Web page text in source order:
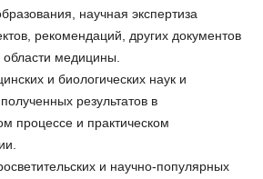
научная экспертиза
рекомендаций, других документов
медицины.
и биологических наук и
результатов в
процессе и практическом
и научно-популярных